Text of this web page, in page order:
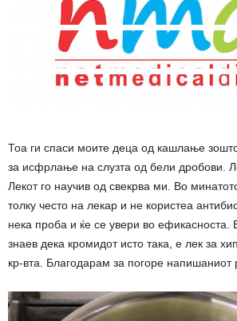
Тоа ги спаси моите деца од кашлање
за исфрлање на слузта од бели дробови.
Лекот го научив од свекрва ми. Во
толку често на лекар и не користеа
нека проба и ќе се увери во ефикасноста.
знаев дека кромидот исто така, е лек за
кр-вта. Благодарам за погоре напишаниот